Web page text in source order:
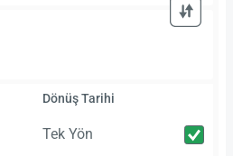
Dönüş Tarihi
Tek Yön